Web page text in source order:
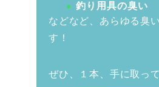
釣り用具の臭い
などなど、あらゆる臭
す！
ぜひ、１本、手に取っ